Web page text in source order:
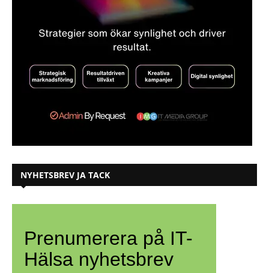
NYHETSBREV JA TACK